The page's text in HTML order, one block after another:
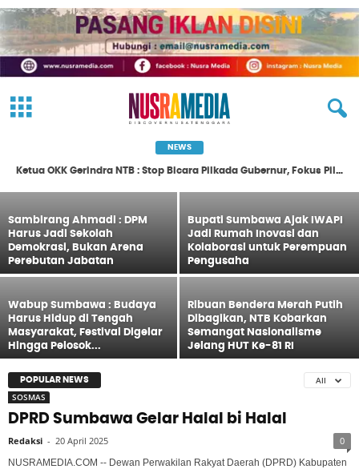
NEWS
Ketua OKK Gerindra NTB : Stop Bicara Pilkada Gubernur, Fokus Pileg/Pilpres Dulu !
Dari Sembalun, Pemprov NTB Dorong
Birokrasi Ambil Keputusan
Redaksi - 9 Agustus 2026
Sambirang Ahmadi : DPM
Harus Jadi Sekolah
Demokrasi, Bukan Arena
Perebutan Jabatan
Bupati Sumbawa Ajak IWAPI
Jadi Rumah Inovasi dan
Kolaborasi untuk Perempuan
Pengusaha
Wabup Sumbawa : Budaya
Harus Hidup di Tengah
Masyarakat, Festival Digelar
Hingga Pelosok...
Ribuan Bendera Merah Putih
Dibagikan, NTB Kobarkan
Semangat Nasionalisme
Jelang HUT Ke-81 RI
POPULAR NEWS
All
SOSMAS
DPRD Sumbawa Gelar Halal bi Halal
Redaksi - 20 April 2025 0
NUSRAMEDIA.COM -- Dewan Perwakilan Rakyat Daerah (DPRD) Kabupaten